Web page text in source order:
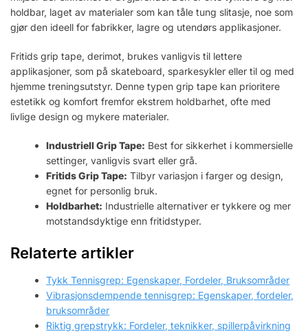
holdbar, laget av materialer som kan tåle tung slitasje, noe som
gjør den ideell for fabrikker, lagre og utendørs applikasjoner.
Fritids grip tape, derimot, brukes vanligvis til lettere
applikasjoner, som på skateboard, sparkesykler eller til og med
hjemme treningsutstyr. Denne typen grip tape kan prioritere
estetikk og komfort fremfor ekstrem holdbarhet, ofte med
livlige design og mykere materialer.
Industriell Grip Tape: Best for sikkerhet i kommersielle
settinger, vanligvis svart eller grå.
Fritids Grip Tape: Tilbyr variasjon i farger og design,
egnet for personlig bruk.
Holdbarhet: Industrielle alternativer er tykkere og mer
motstandsdyktige enn fritidstyper.
Relaterte artikler
Tykk Tennisgrep: Egenskaper, Fordeler, Bruksområder
Vibrasjonsdempende tennisgrep: Egenskaper, fordeler,
bruksområder
Riktig grepstrykk: Fordeler, teknikker, spillerpåvirkning